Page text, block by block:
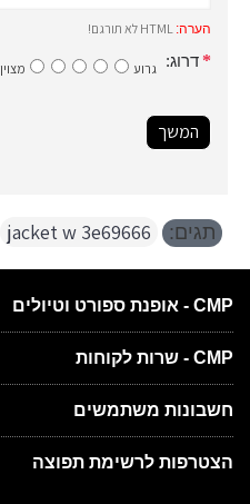
הערה:
דרוג: גרוע מצוין
המשך
תגים: jacket w 3e69666
CMP - אופנת ספורט וטיולים
CMP - שרות לקוחות
חשבונות משתמשים
הצטרפות לרשימת תפוצה